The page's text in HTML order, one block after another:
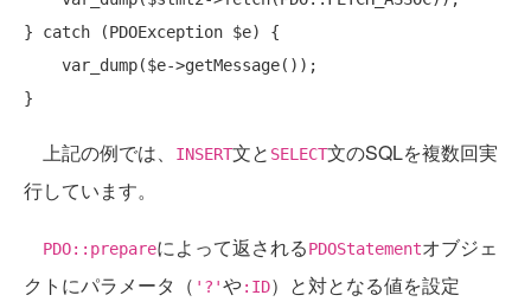
} catch (PDOException $e) {
上記の例では、 INSERT文と SELECT文のSQLを複数回実
行しています。
PDO::prepareによって返されるPDOStatementオブジェ
クトにパラメータ（ '?'や:ID）と対となる値を設定